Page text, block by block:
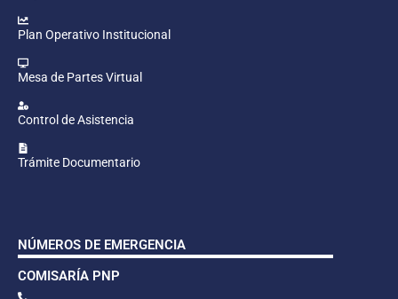
Plan Operativo Institucional
Mesa de Partes Virtual
Control de Asistencia
Trámite Documentario
NÚMEROS DE EMERGENCIA
COMISARÍA PNP